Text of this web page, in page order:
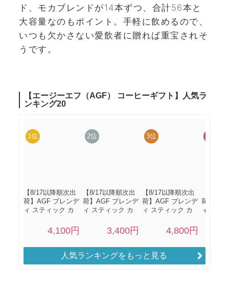
ド、モカブレンドが14本ずつ、合計56本と
大容量なのもポイント。手軽に飲めるので、
いつも欠かさない愛飲者に贈れば重宝されそ
うです。
人気ランキングをもっと見る